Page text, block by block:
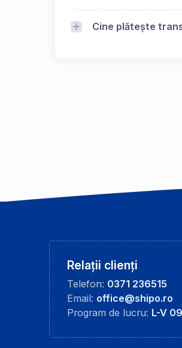
Cine plătește
Relații clienți
Telefon: 0371 236515
Email: office@shipo.ro
Program de lucru: L-V